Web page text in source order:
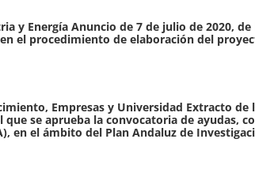
y Energía Anuncio de 7 de julio de 2020,
el procedimiento de elaboración del
Empresas y Universidad Extracto
se aprueba la convocatoria de ayudas,
en el ámbito del Plan Andaluz de